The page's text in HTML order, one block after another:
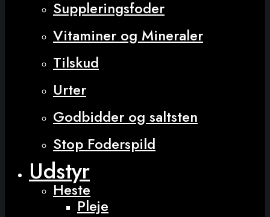
Suppleringsfoder
Vitaminer og Mineraler
Tilskud
Urter
Godbidder og saltsten
Stop Foderspild
Udstyr
Heste
Pleje